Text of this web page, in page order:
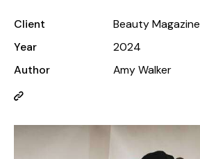
Client
Beauty Magazine
Year
2024
Author
Amy Walker